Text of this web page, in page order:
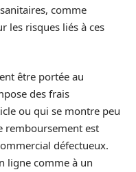
comme
les risques liés à ces
être portée au
des frais
ou qui se montre peu
remboursement est
défectueux.
ligne comme à un